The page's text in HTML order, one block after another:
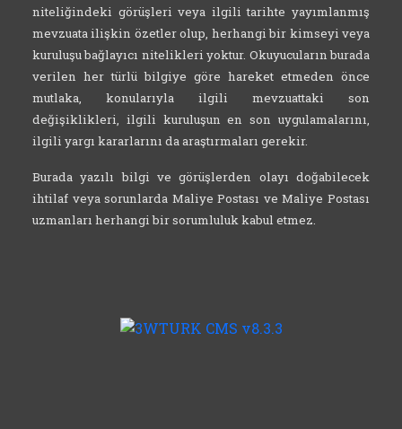
niteliğindeki görüşleri veya ilgili tarihte yayımlanmış
mevzuata ilişkin özetler olup, herhangi bir kimseyi veya
kuruluşu bağlayıcı nitelikleri yoktur. Okuyucuların burada
verilen her türlü bilgiye göre hareket etmeden önce
mutlaka, konularıyla ilgili mevzuattaki son
değişiklikleri, ilgili kuruluşun en son uygulamalarını,
ilgili yargı kararlarını da araştırmaları gerekir.
Burada yazılı bilgi ve görüşlerden olayı doğabilecek
ihtilaf veya sorunlarda Maliye Postası ve Maliye Postası
uzmanları herhangi bir sorumluluk kabul etmez.